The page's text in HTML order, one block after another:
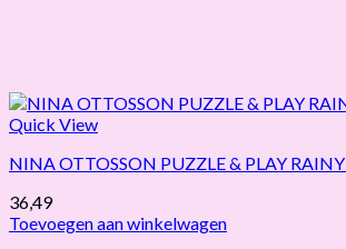
Quick View
NINA OTTOSSON PUZZLE & PLAY
36,49
Toevoegen aan winkelwagen